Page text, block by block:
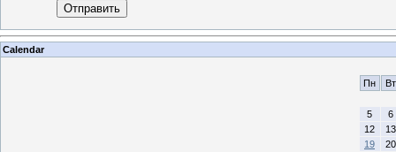
Отправить
Calendar
Пн Вт
5
6
12
13
19
20